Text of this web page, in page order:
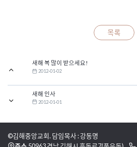
목록
새해 복 많이 받으세요!
2012-01-02
새해 인사
2012-01-01
©김해중앙교회. 담임목사 : 강동명